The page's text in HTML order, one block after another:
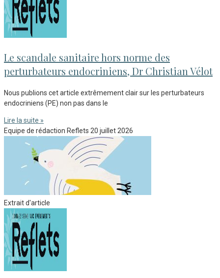
Le scandale sanitaire hors norme des
perturbateurs endocriniens, Dr Christian Vélot
Nous publions cet article extrêmement clair sur les perturbateurs
endocriniens (PE) non pas dans le
Lire la suite »
Equipe de rédaction Reflets 20 juillet 2026
Extrait d'article